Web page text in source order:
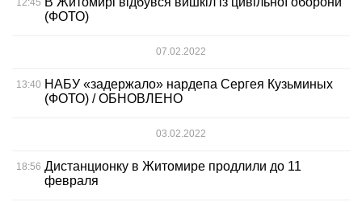
(ФОТО)
07.02.2022
13:40 НАБУ «задержало» нардепа Сергея Кузьминых
(ФОТО) / ОБНОВЛЕНО
03.02.2022
18:56 Дистанционку в Житомире продлили до 11
февраля